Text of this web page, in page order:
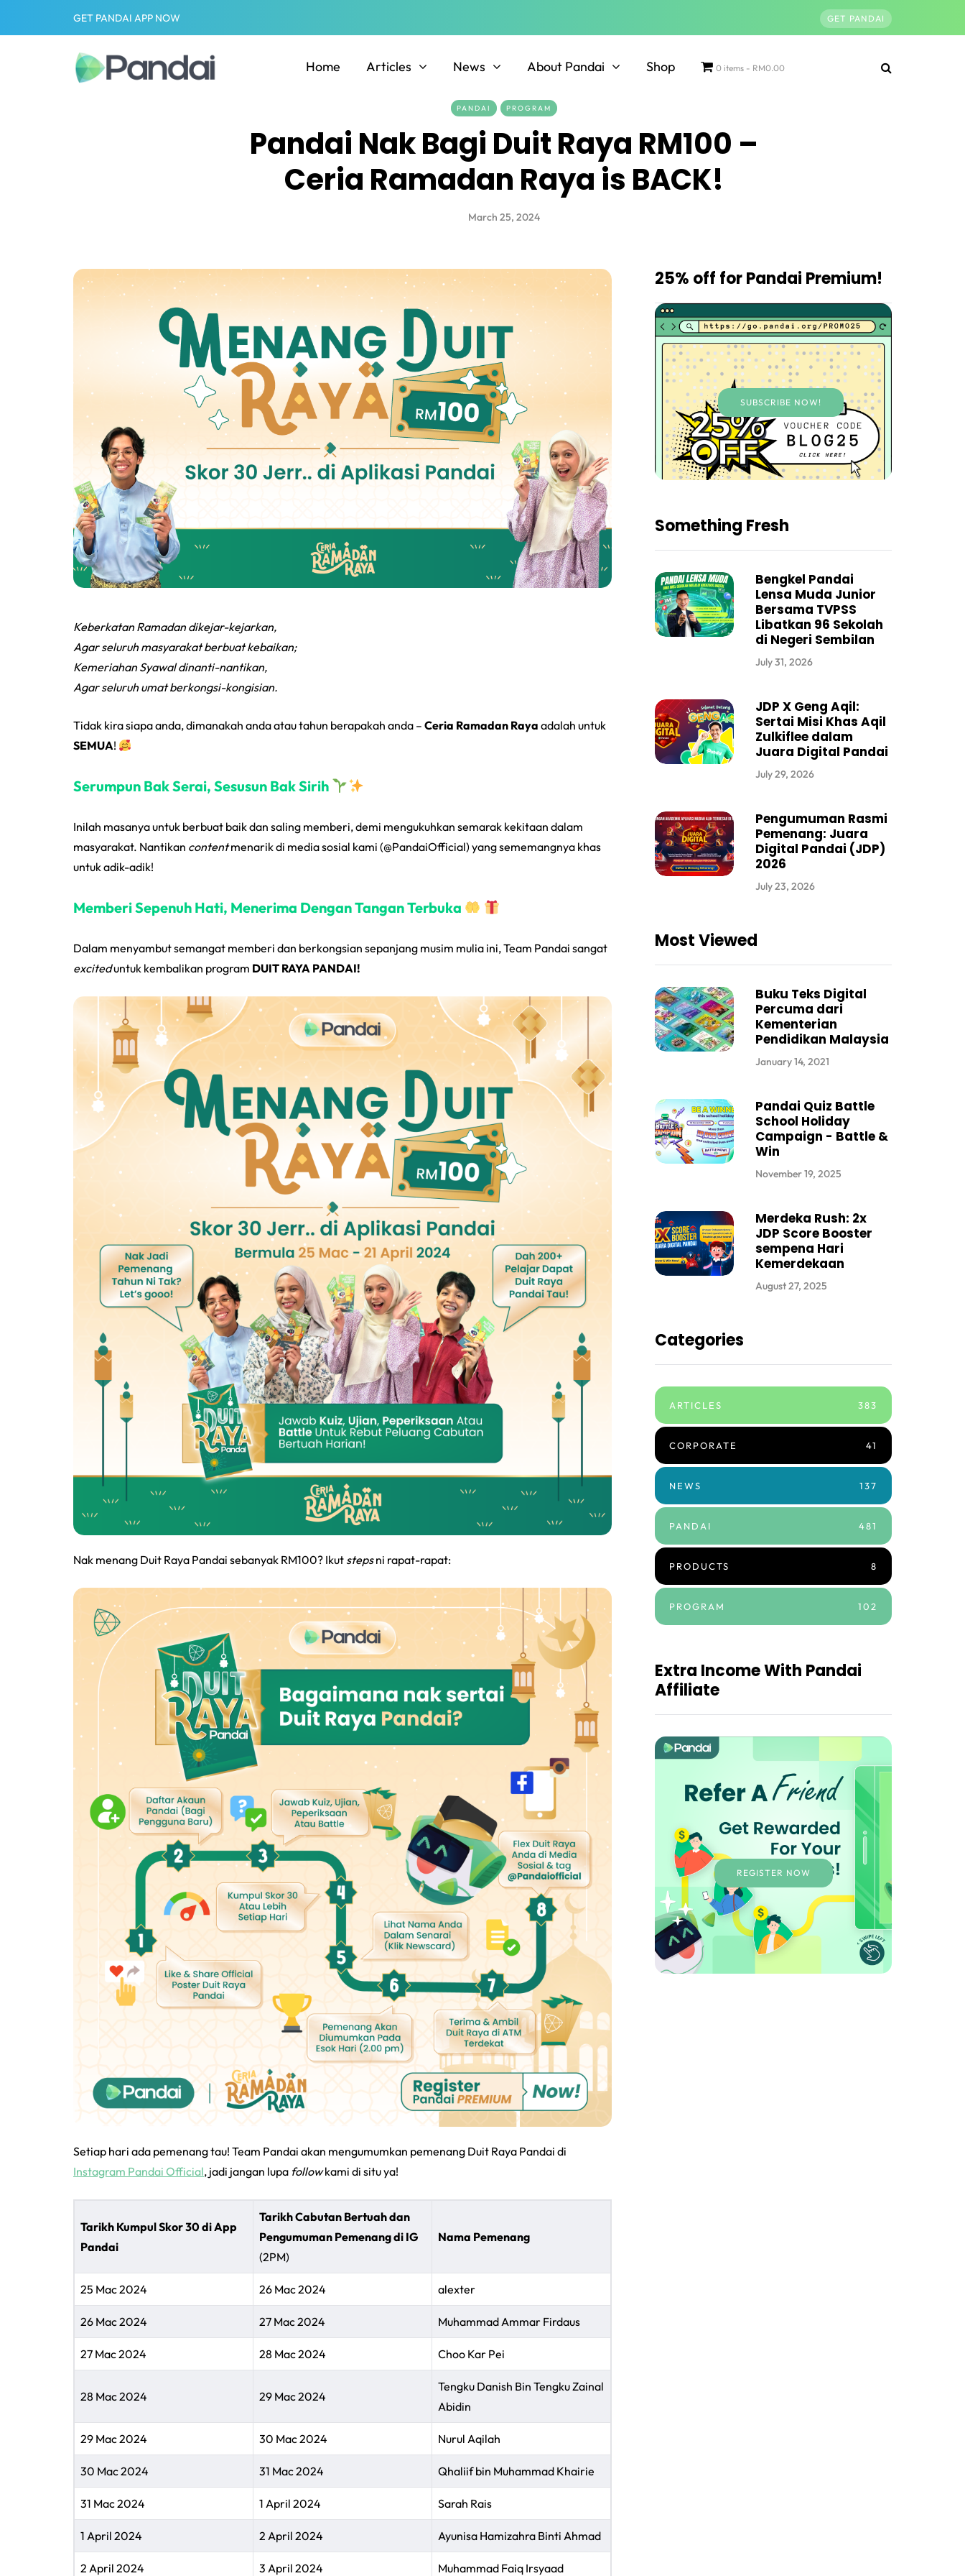
GET PANDAI APP NOW GET PANDAI
Home Articles News About Pandai Shop 0 items RM0.00
PANDAI PROGRAM
Pandai Nak Bagi Duit Raya RM100 –
Ceria Ramadan Raya is BACK!
March 25, 2024
Keberkatan Ramadan dikejar-kejarkan,
Agar seluruh masyarakat berbuat kebaikan;
Kemeriahan Syawal dinanti-nantikan,
Agar seluruh umat berkongsi-kongisian.
Tidak kira siapa anda, dimanakah anda atau tahun berapakah anda – Ceria Ramadan Raya adalah untuk
SEMUA!
Serumpun Bak Serai, Sesusun Bak Sirih
Inilah masanya untuk berbuat baik dan saling memberi, demi mengukuhkan semarak kekitaan dalam
masyarakat. Nantikan contentmenarik di media sosial kami (@PandaiOfficial) yang sememangnya khas
untuk adik-adik!
Memberi Sepenuh Hati, Menerima Dengan Tangan Terbuka
Dalam menyambut semangat memberi dan berkongsian sepanjang musim mulia ini, Team Pandai sangat
exciteduntuk kembalikan program DUIT RAYA PANDAI!
Nak menang Duit Raya Pandai sebanyak RM100? Ikut stepsni rapat-rapat:
Setiap hari ada pemenang tau! Team Pandai akan mengumumkan pemenang Duit Raya Pandai di
Instagram Pandai Official, jadi jangan lupa followkami di situ ya!
Tarikh Kumpul Skor 30 di App
Pandai
Tarikh Cabutan Bertuah dan
Pengumuman Pemenang di IG
(2PM)
Nama Pemenang
25 Mac 2024 26 Mac 2024 alexter
26 Mac 2024 27 Mac 2024 Muhammad Ammar Firdaus
27 Mac 2024 28 Mac 2024 Choo Kar Pei
28 Mac 2024 29 Mac 2024
Tengku Danish Bin Tengku Zainal
Abidin
29 Mac 2024 30 Mac 2024 Nurul Aqilah
30 Mac 2024 31 Mac 2024 Qhaliif bin Muhammad Khairie
31 Mac 2024 1 April 2024 Sarah Rais
1 April 2024 2 April 2024 Ayunisa Hamizahra Binti Ahmad
2 April 2024 3 April 2024 Muhammad Faiq Irsyaad
25% off for Pandai Premium!
SUBSCRIBE NOW!
Something Fresh
Bengkel Pandai
Lensa Muda Junior
Bersama TVPSS
Libatkan 96 Sekolah
di Negeri Sembilan
July 31, 2026
JDP X Geng Aqil:
Sertai Misi Khas Aqil
Zulkiflee dalam
Juara Digital Pandai
July 29, 2026
Pengumuman Rasmi
Pemenang: Juara
Digital Pandai (JDP)
2026
July 23, 2026
Most Viewed
Buku Teks Digital
Percuma dari
Kementerian
Pendidikan Malaysia
January 14, 2021
Pandai Quiz Battle
School Holiday
Campaign - Battle &
Win
November 19, 2025
Merdeka Rush: 2x
JDP Score Booster
sempena Hari
Kemerdekaan
August 27, 2025
Categories
ARTICLES 383
CORPORATE 41
NEWS 137
PANDAI 481
PRODUCTS 8
PROGRAM 102
Extra Income With Pandai
Affiliate
REGISTER NOW